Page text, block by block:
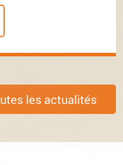
les actualités